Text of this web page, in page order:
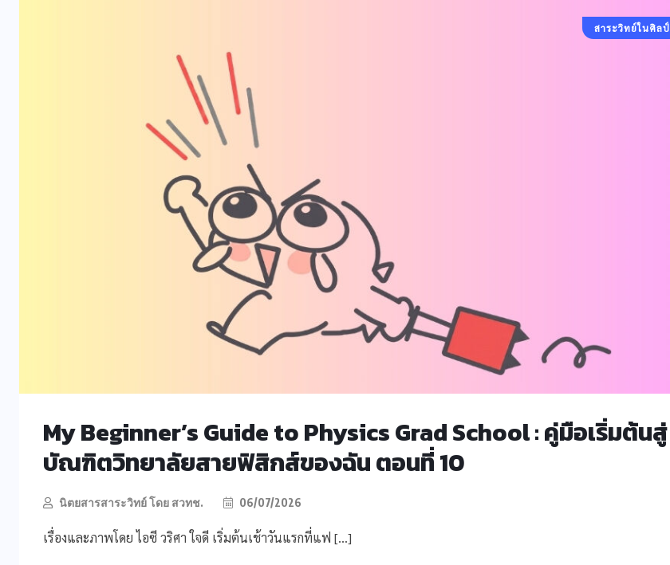
คอลัมน์ประจำ
สาระวิทย์ในศิลป์
My Beginner’s Guide to Physics Grad School : คู่มือเริ่มต้นสู่
บัณฑิตวิทยาลัยสายฟิสิกส์ของฉัน ตอนที่ 10
นิตยสารสาระวิทย์ โดย สวทช. 06/07/2026
เรื่องและภาพโดย ไอซี วริศา ใจดี เริ่มต้นเช้าวันแรกที่แฟ […]